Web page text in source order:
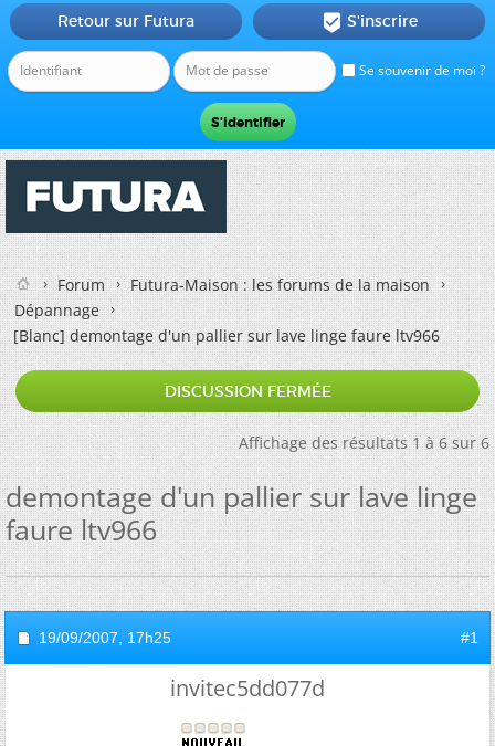
Se souvenir de moi ?
Retour sur Futura  S'inscrire
Forum
Futura-Maison : les forums de la maison
Dépannage
[Blanc]demontage d'un pallier sur lave linge faure ltv966
DISCUSSION FERMÉE
Affichage des résultats 1 à 6 sur 6
demontage d'un pallier sur lave linge
faure ltv966
19/09/2007, 17h25 #1
invitec5dd077d